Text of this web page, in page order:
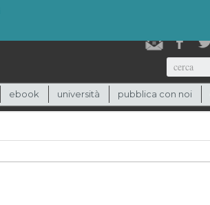
Cerca
ebook università pubblica con noi